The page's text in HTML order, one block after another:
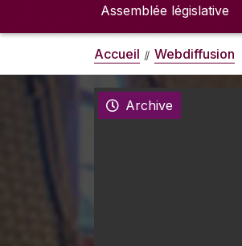
Assemblée législative
Accueil Webdiffusion
Archive